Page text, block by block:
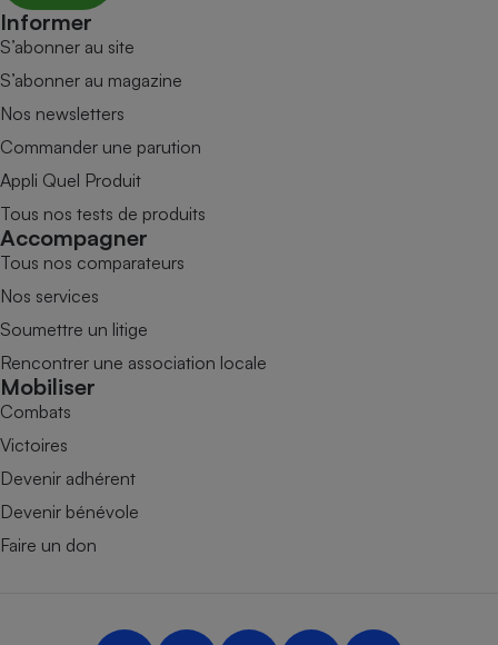
Informer
S’abonner au site
S’abonner au magazine
Nos newsletters
Commander une parution
Appli Quel Produit
Tous nos tests de produits
Accompagner
Tous nos comparateurs
Nos services
Soumettre un litige
Rencontrer une association locale
Mobiliser
Combats
Victoires
Devenir adhérent
Devenir bénévole
Faire un don